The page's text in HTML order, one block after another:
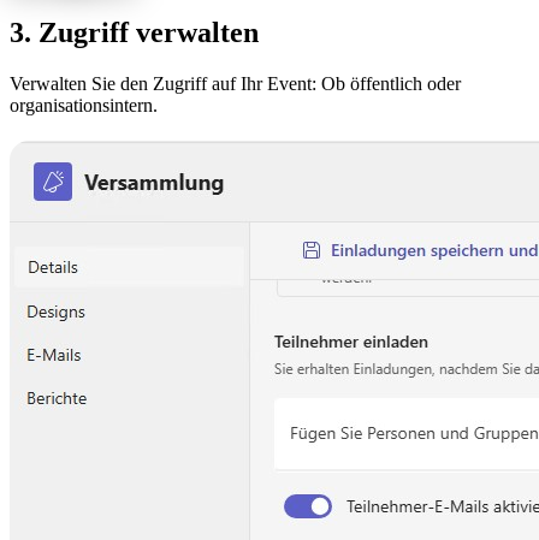
3. Zugriff verwalten
Verwalten Sie den Zugriff auf Ihr Event: Ob öffentlich oder
organisationsintern.